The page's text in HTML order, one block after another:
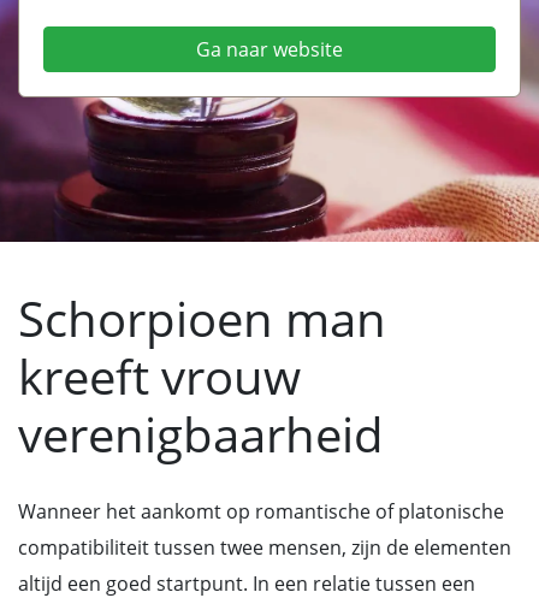
Ga naar website
Schorpioen man
kreeft vrouw
verenigbaarheid
Wanneer het aankomt op romantische of platonische
compatibiliteit tussen twee mensen, zijn de elementen
altijd een goed startpunt. In een relatie tussen een